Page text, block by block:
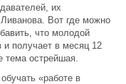
их
Вот где можно
что молодой
и получает в месяц 12
острейшая.
«работе в